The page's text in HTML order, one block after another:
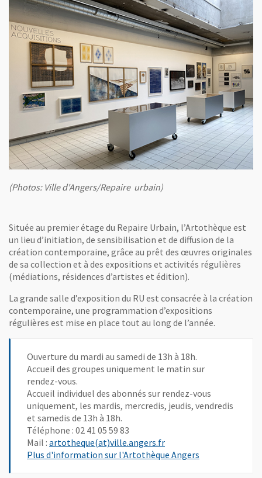
(Photos: Ville d'Angers/Repaire urbain)
Située au premier étage du Repaire Urbain, l’Artothèque est
un lieu d’initiation, de sensibilisation et de diffusion de la
création contemporaine, grâce au prêt des œuvres originales
de sa collection et à des expositions et activités régulières
(médiations, résidences d’artistes et édition).
La grande salle d’exposition du RU est consacrée à la création
contemporaine, une programmation d’expositions
régulières est mise en place tout au long de l’année.
Ouverture du mardi au samedi de 13h à 18h.
Accueil des groupes uniquement le matin sur
rendez-vous.
Accueil individuel des abonnés sur rendez-vous
uniquement, les mardis, mercredis, jeudis, vendredis
et samedis de 13h à 18h.
Téléphone : 02 41 05 59 83
Mail : artotheque(at)ville.angers.fr, Ouvre une nouvelle
Plus d'information sur l'Artothèque Angers